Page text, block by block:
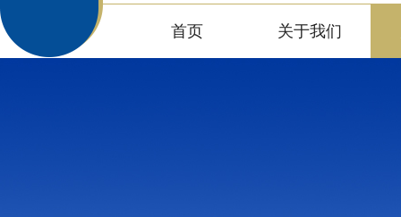
首页 关于我们